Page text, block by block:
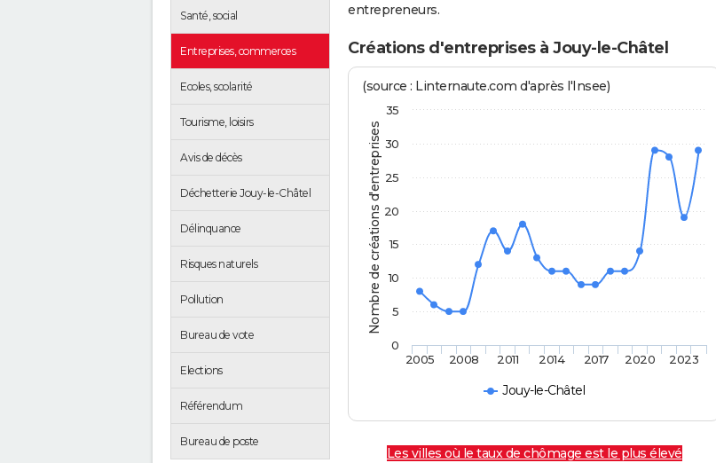
Santé, social
Entreprises, commerces
Ecoles, scolarité
Tourisme, loisirs
Avis de décès
Déchetterie Jouy-le-Châtel
Délinquance
Risques naturels
Pollution
Bureau de vote
Elections
Référendum
Bureau de poste
entrepreneurs.
Créations d'entreprises à Jouy-le-Châtel
Nombre de créations d'entreprises
(source : Linternaute.com d'après l'Insee)
Jouy-le-Châtel
2005 2008 2011 2014 2017 2020 2023
0
5
10
15
20
25
30
35
Les villes où le taux de chômage est le plus élevé